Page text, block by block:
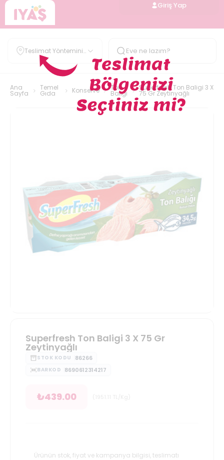
Giriş Yap
Teslimat Yöntemini
Belirle
Ana
Sayfa
Temel
Gıda Konserve Ton
Balığı
Superfresh Ton Baligi 3 X
75 Gr Zeytinyağlı
Superfresh Ton Baligi 3 X 75 Gr
Zeytinyağlı
STOK KODU 86266
BARKOD 8690612314217
₺439.00
Ürünün stok, fiyat ve kampanya bilgisi, teslimatı